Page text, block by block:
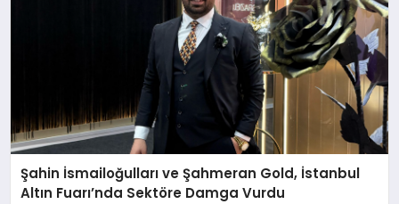
Şahin İsmailoğulları ve Şahmeran Gold, İstanbul
Altın Fuarı’nda Sektöre Damga Vurdu